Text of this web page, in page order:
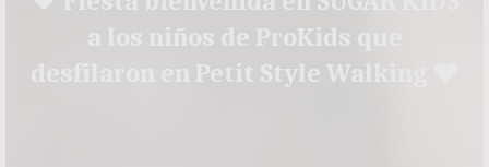
a los niños de ProKids que
desfilaron en Petit Style Walking ♥